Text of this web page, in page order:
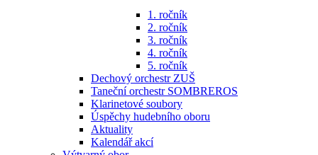
1. ročník
2. ročník
3. ročník
4. ročník
5. ročník
Dechový orchestr ZUŠ
Taneční orchestr SOMBREROS
Klarinetové soubory
Úspěchy hudebního oboru
Aktuality
Kalendář akcí